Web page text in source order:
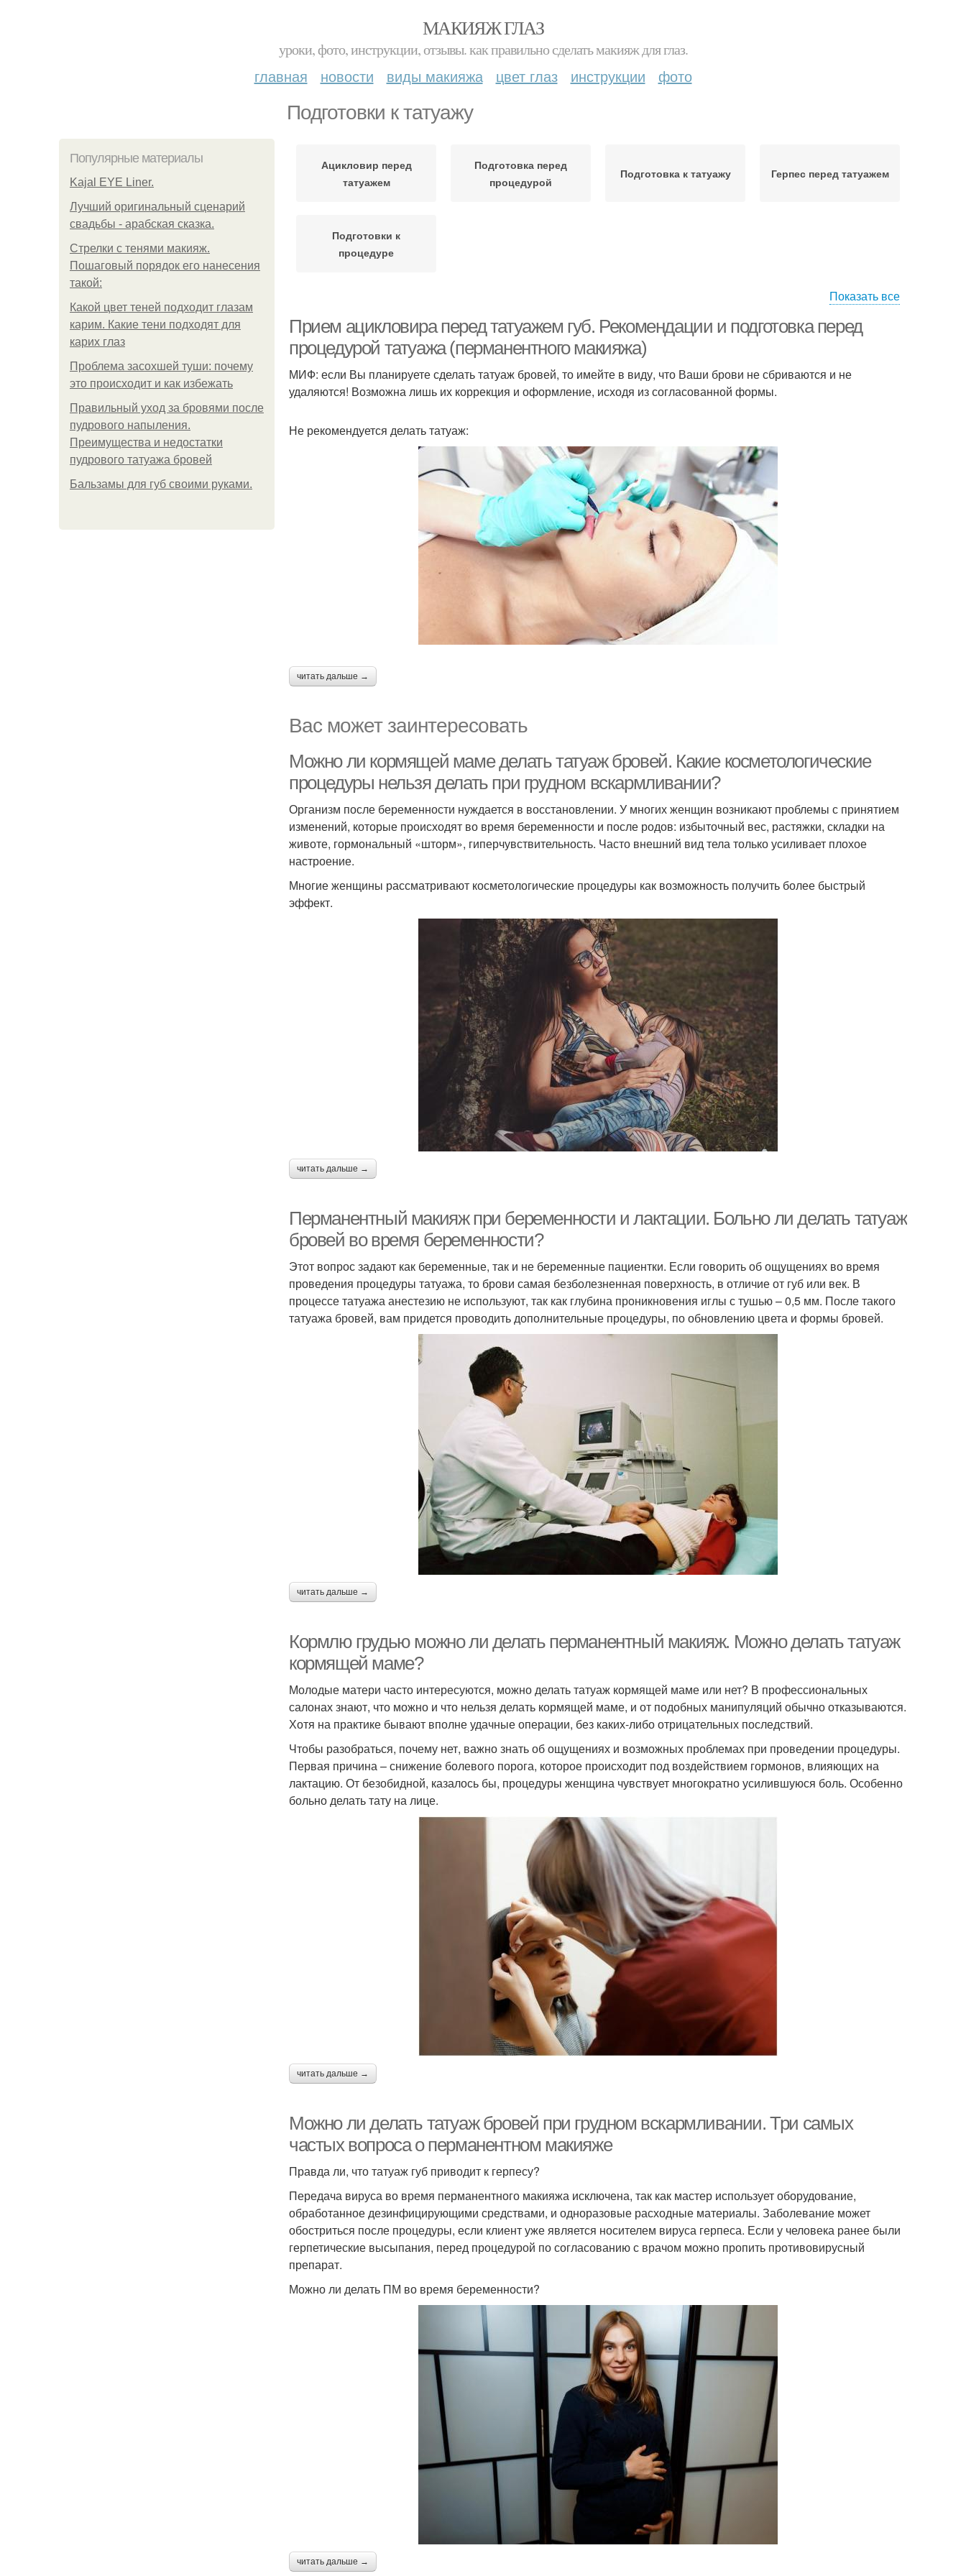
МАКИЯЖ ГЛАЗ
уроки, фото, инструкции, отзывы. как правильно сделать макияж для глаз.
главная новости виды макияжа цвет глаз инструкции фото
Подготовки к татуажу
Популярные материалы
Kajal EYE Liner.
Лучший оригинальный сценарий
свадьбы - арабская сказка.
Стрелки с тенями макияж.
Пошаговый порядок его нанесения
такой:
Какой цвет теней подходит глазам
карим. Какие тени подходят для
карих глаз
Проблема засохшей туши: почему
это происходит и как избежать
Правильный уход за бровями после
пудрового напыления.
Преимущества и недостатки
пудрового татуажа бровей
Бальзамы для губ своими руками.
Ацикловир перед
татуажем
Подготовка перед
процедурой
Подготовка к татуажу Герпес перед татуажем
Подготовки к
процедуре
Показать все
Прием ацикловира перед татуажем губ. Рекомендации и подготовка перед
процедурой татуажа (перманентного макияжа)
МИФ: если Вы планируете сделать татуаж бровей, то имейте в виду, что Ваши брови не сбриваются и не
удаляются! Возможна лишь их коррекция и оформление, исходя из согласованной формы.
Не рекомендуется делать татуаж:
читать дальше →
Вас может заинтересовать
Можно ли кормящей маме делать татуаж бровей. Какие косметологические
процедуры нельзя делать при грудном вскармливании?
Организм после беременности нуждается в восстановлении. У многих женщин возникают проблемы с принятием
изменений, которые происходят во время беременности и после родов: избыточный вес, растяжки, складки на
животе, гормональный «шторм», гиперчувствительность. Часто внешний вид тела только усиливает плохое
настроение.
Многие женщины рассматривают косметологические процедуры как возможность получить более быстрый
эффект.
читать дальше →
Перманентный макияж при беременности и лактации. Больно ли делать татуаж
бровей во время беременности?
Этот вопрос задают как беременные, так и не беременные пациентки. Если говорить об ощущениях во время
проведения процедуры татуажа, то брови самая безболезненная поверхность, в отличие от губ или век. В
процессе татуажа анестезию не используют, так как глубина проникновения иглы с тушью – 0,5 мм. После такого
татуажа бровей, вам придется проводить дополнительные процедуры, по обновлению цвета и формы бровей.
читать дальше →
Кормлю грудью можно ли делать перманентный макияж. Можно делать татуаж
кормящей маме?
Молодые матери часто интересуются, можно делать татуаж кормящей маме или нет? В профессиональных
салонах знают, что можно и что нельзя делать кормящей маме, и от подобных манипуляций обычно отказываются.
Хотя на практике бывают вполне удачные операции, без каких-либо отрицательных последствий.
Чтобы разобраться, почему нет, важно знать об ощущениях и возможных проблемах при проведении процедуры.
Первая причина – снижение болевого порога, которое происходит под воздействием гормонов, влияющих на
лактацию. От безобидной, казалось бы, процедуры женщина чувствует многократно усилившуюся боль. Особенно
больно делать тату на лице.
читать дальше →
Можно ли делать татуаж бровей при грудном вскармливании. Три самых
частых вопроса о перманентном макияже
Правда ли, что татуаж губ приводит к герпесу?
Передача вируса во время перманентного макияжа исключена, так как мастер использует оборудование,
обработанное дезинфицирующими средствами, и одноразовые расходные материалы. Заболевание может
обостриться после процедуры, если клиент уже является носителем вируса герпеса. Если у человека ранее были
герпетические высыпания, перед процедурой по согласованию с врачом можно пропить противовирусный
препарат.
Можно ли делать ПМ во время беременности?
читать дальше →